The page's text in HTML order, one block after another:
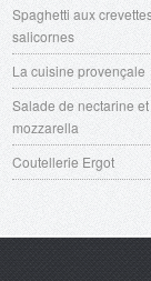
Spaghetti aux
salicornes
La cuisine provençale
Salade de nectarine
mozzarella
Coutellerie Ergot